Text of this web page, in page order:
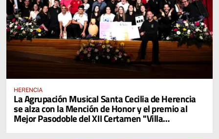
HERENCIA
La Agrupación Musical Santa Cecilia de Herencia
se alza con la Mención de Honor y el premio al
Mejor Pasodoble del XII Certamen "Villa
Cervantina de Mota del Cuervo"